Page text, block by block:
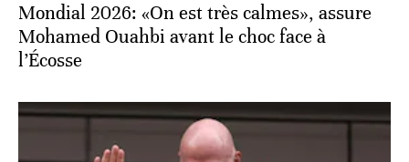
Mondial 2026: «On est très calmes», assure
Mohamed Ouahbi avant le choc face à
l’Écosse